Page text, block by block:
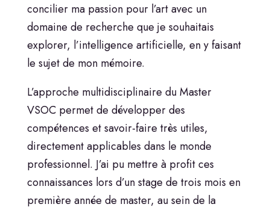
concilier ma passion pour l’art avec un
domaine de recherche que je souhaitais
explorer, l’intelligence artificielle, en y faisant
le sujet de mon mémoire.
L’approche multidisciplinaire du Master
VSOC permet de développer des
compétences et savoir-faire très utiles,
directement applicables dans le monde
professionnel. J’ai pu mettre à profit ces
connaissances lors d’un stage de trois mois en
première année de master, au sein de la